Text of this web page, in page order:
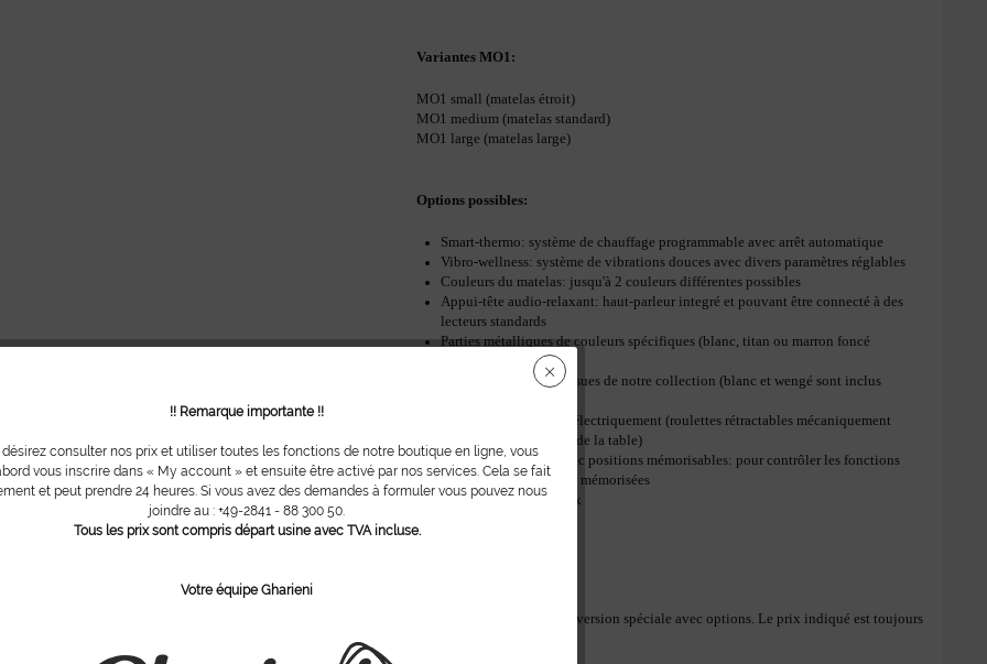
Variantes MO1:
MO1 small (matelas étroit)
MO1 medium (matelas standard)
MO1 large (matelas large)
Options possibles:
Smart-thermo: système de chauffage programmable avec arrêt automatique
Vibro-wellness: système de vibrations douces avec divers paramètres réglables
Couleurs du matelas: jusqu'à 2 couleurs différentes possibles
Appui-tête audio-relaxant: haut-parleur integré et pouvant être connecté à des
lecteurs standards
Parties métalliques de couleurs spécifiques (blanc, titan ou marron foncé
inclus dans le prix)
Surfaces décoratives issues de notre collection (blanc et wengé sont inclus
Roulettes rétractables électriquement (roulettes rétractables mécaniquement
comprises dans le prix de la table)
Commande à pieds avec positions mémorisables: pour contrôler les fonctions
de base et les positions mémorisées
Matelas épais moelleux
*Les images montrent une version spéciale avec options. Le prix indiqué est toujours
!! Remarque importante !!
désirez consulter nos prix et utiliser toutes les fonctions de notre boutique en ligne, vous
vous inscrire dans « My account » et ensuite être activé par nos services. Cela se fait
et peut prendre 24 heures. Si vous avez des demandes à formuler vous pouvez nous
joindre au : +49-2841 - 88 300 50.
Tous les prix sont compris départ usine avec TVA incluse.
Votre équipe Gharieni